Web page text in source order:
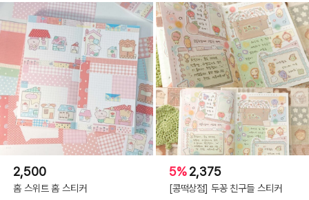
2,500
홈 스위트 홈 스티커
5%2,375
[콩떡상점] 두꽁 친구들 스티커